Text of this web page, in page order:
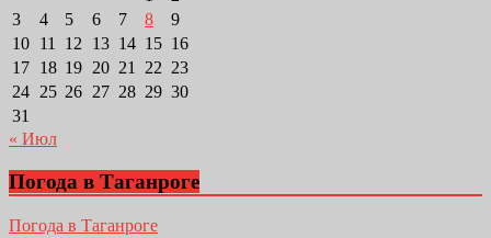
3
4 5 6 7 8
9
10 11 12 13 14 15 16
17 18 19 20 21 22 23
24 25 26 27 28 29 30
31
« Июл
Погода в Таганроге
Погода в Таганроге